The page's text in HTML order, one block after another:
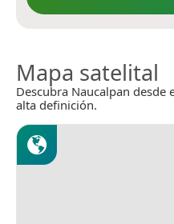
Mapa satelital
Descubra Naucalpan desde
alta definición.